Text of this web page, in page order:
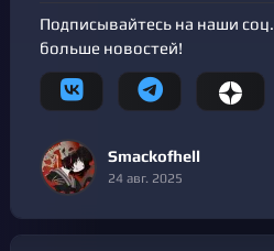
Подписывайтесь на наши
больше новостей!
Smackofhell
24 авг. 2025